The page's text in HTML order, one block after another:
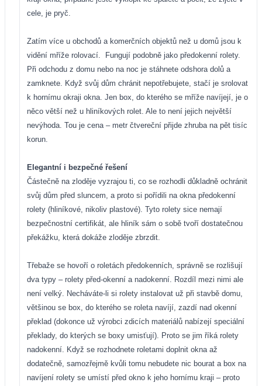
cele, je pryč.
Zatím více u obchodů a komerčních objektů než u domů jsou k
vidění mříže rolovací.
Fungují podobně jako předokenní rolety.
Při odchodu z domu nebo na noc je stáhnete odshora dolů a
zamknete. Když svůj dům chránit nepotřebujete, stačí je srolovat
k hornímu okraji okna. Jen box, do kterého se mříže navíjejí, je o
něco větší než u hliníkových rolet. Ale to není jejich největší
nevýhoda. Tou je cena – metr čtvereční přijde zhruba na pět tisíc
korun.
Elegantní i bezpečné řešení
Částečně na zloděje vyzrajou ti, co se rozhodli důkladně ochránit
svůj dům před sluncem, a proto si pořídili na okna předokenní
rolety (hliníkové, nikoliv plastové). Tyto rolety sice nemají
bezpečnostní certifikát, ale hliník sám o sobě tvoří dostatečnou
překážku, která dokáže zloděje zbrzdit.
Třebaže se hovoří o roletách předokenních, správně se rozlišují
dva typy – rolety před-okenní a nadokenní. Rozdíl mezi nimi ale
není velký. Necháváte-li si rolety instalovat už při stavbě domu,
většinou se box, do kterého se roleta navíjí, zazdí nad okenní
překlad (dokonce už výrobci zdicích materiálů nabízejí speciální
překlady, do kterých se boxy umisťují). Proto se jim říká rolety
nadokenní. Když se rozhodnete roletami doplnit okna až
dodatečně, samozřejmě kvůli tomu nebudete nic bourat a box na
navíjení rolety se umístí před okno k jeho hornímu kraji – proto